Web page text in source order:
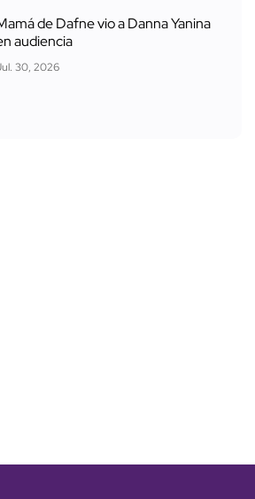
de Dafne vio a Danna Yanina
audiencia
30, 2026